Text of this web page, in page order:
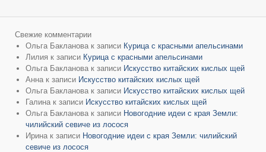
Свежие комментарии
Ольга Бакланова к записи Курица с красными апельсинами
Лилия к записи Курица с красными апельсинами
Ольга Бакланова к записи Искусство китайских кислых щей
Анна к записи Искусство китайских кислых щей
Ольга Бакланова к записи Искусство китайских кислых щей
Галина к записи Искусство китайских кислых щей
Ольга Бакланова к записи Новогодние идеи с края Земли:
чилийский севиче из лосося
Ирина к записи Новогодние идеи с края Земли: чилийский
севиче из лосося